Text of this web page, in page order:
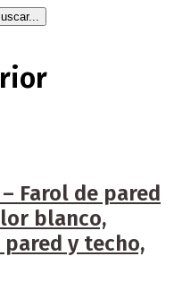
Farol de pared
blanco,
y techo,